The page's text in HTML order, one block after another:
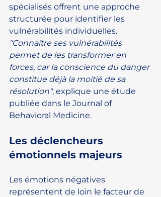
spécialisés offrent une approche
structurée pour identifier les
vulnérabilités individuelles.
"Connaître ses vulnérabilités
permet de les transformer en
forces, car la conscience du danger
constitue déjà la moitié de sa
résolution", explique une étude
publiée dans le Journal of
Behavioral Medicine.
Les déclencheurs
émotionnels majeurs
Les émotions négatives
représentent de loin le facteur de